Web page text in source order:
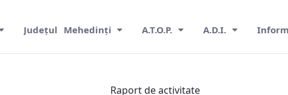
Județul Mehedinți A.T.O.P. A.D.I.
Raport de activitate